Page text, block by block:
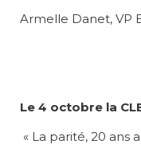
Armelle Danet, VP
Le 4 octobre la
« La parité, 20 ans